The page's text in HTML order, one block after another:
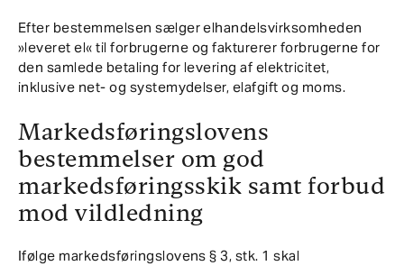
Efter bestemmelsen sælger elhandelsvirksomheden
»leveret el« til forbrugerne og fakturerer forbrugerne for
den samlede betaling for levering af elektricitet,
inklusive net- og systemydelser, elafgift og moms.
Markedsføringslovens
bestemmelser om god
markedsføringsskik samt forbud
mod vildledning
Ifølge markedsføringslovens § 3, stk. 1 skal